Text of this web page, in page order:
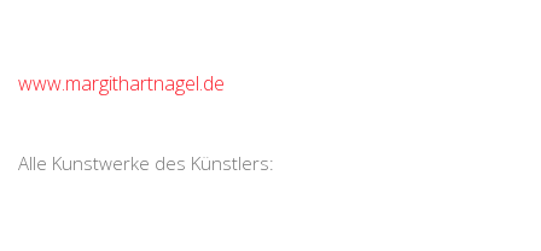
www.margithartnagel.de
Alle Kunstwerke des Künstlers: